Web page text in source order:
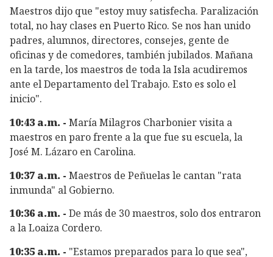
Maestros dijo que "estoy muy satisfecha. Paralización
total, no hay clases en Puerto Rico. Se nos han unido
padres, alumnos, directores, consejes, gente de
oficinas y de comedores, también jubilados. Mañana
en la tarde, los maestros de toda la Isla acudiremos
ante el Departamento del Trabajo. Esto es solo el
inicio".
10:43 a.m. - María Milagros Charbonier visita a
maestros en paro frente a la que fue su escuela, la
José M. Lázaro en Carolina.
10:37 a.m. - Maestros de Peñuelas le cantan "rata
inmunda" al Gobierno.
10:36 a.m. - De más de 30 maestros, solo dos entraron
a la Loaiza Cordero.
10:35 a.m. - "Estamos preparados para lo que sea",